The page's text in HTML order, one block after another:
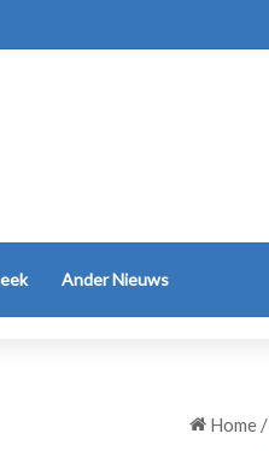
Ander Nieuws
Home /